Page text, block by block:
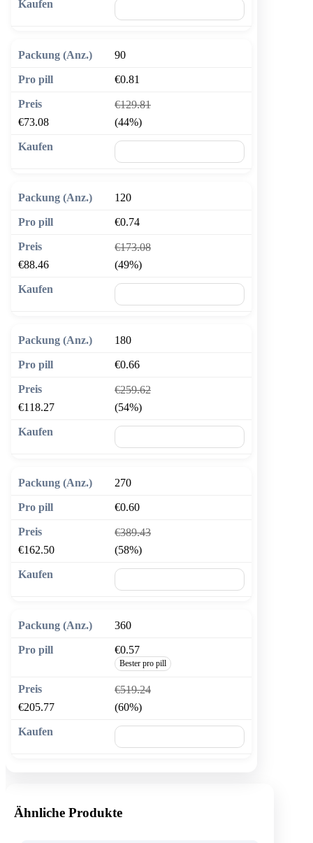
90
€0.81
€129.81
€73.08
(44%)
120
€0.74
€173.08
€88.46
(49%)
180
€0.66
€259.62
€118.27
(54%)
270
€0.60
€389.43
€162.50
(58%)
360
€0.57
Bester pro pill
€519.24
€205.77
(60%)
Ähnliche Produkte